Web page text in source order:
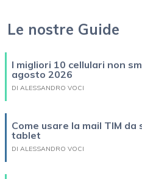
Le nostre Guide
I migliori 10 cellulari non
agosto 2026
DI ALESSANDRO VOCI
Come usare la mail TIM
tablet
DI ALESSANDRO VOCI